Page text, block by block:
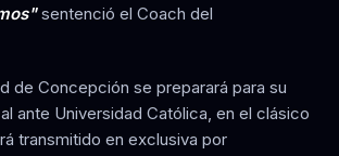
sentenció el Coach del
de Concepción se preparará para su
ante Universidad Católica, en el clásico
transmitido en exclusiva por